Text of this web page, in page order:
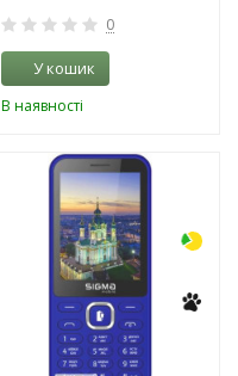
0
У кошик
В наявності